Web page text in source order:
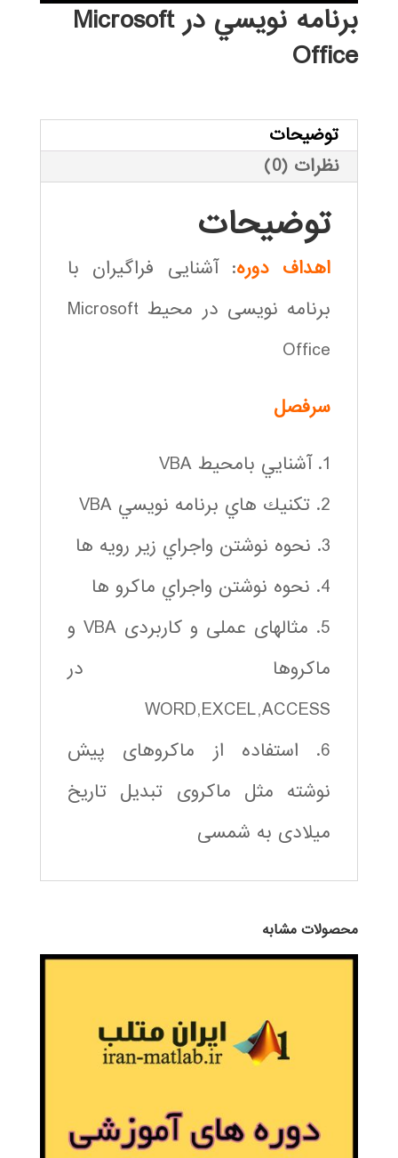
برنامه نويسي در Microsoft
Office
توضیحات
نظرات (0)
توضیحات
اهداف دوره: آشنایی فراگیران با
برنامه نویسی در محیط Microsoft
Office
سرفصل
1. آشنايي بامحيط VBA
2. تكنيك هاي برنامه نويسي VBA
3. نحوه نوشتن واجراي زير رويه ها
4. نحوه نوشتن واجراي ماکرو ها
5. مثالهای عملی و کاربردی VBA و
ماکروها در
WORD,EXCEL,ACCESS
6. استفاده از ماکروهای پیش
نوشته مثل ماکروی تبدیل تاریخ
میلادی به شمسی
محصولات مشابه